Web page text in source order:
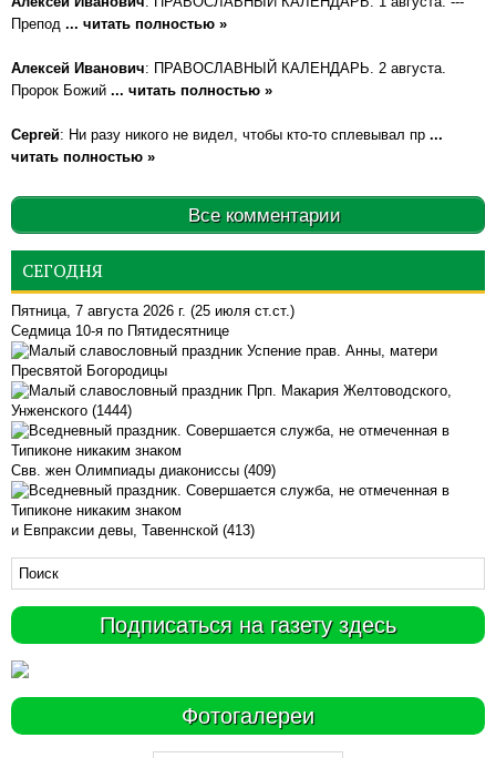
Препод ... читать полностью »
Алексей Иванович: ПРАВОСЛАВНЫЙ КАЛЕНДАРЬ. 2 августа.
Пророк Божий ... читать полностью »
Сергей: Ни разу никого не видел, чтобы кто-то сплевывал пр ...
читать полностью »
Все комментарии
СЕГОДНЯ
Пятница, 7 августа 2026 г. (25 июля ст.ст.)
Седмица 10-я по Пятидесятнице
Успение прав. Анны, матери
Пресвятой Богородицы
Прп. Макария Желтоводского,
Унженского (1444)
Свв. жен Олимпиады диакониссы (409)
и Евпраксии девы, Тавеннской (413)
Подписаться на газету здесь
Фотогалереи